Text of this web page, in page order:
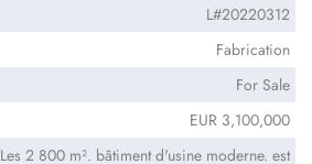
L#20220312
Fabrication
For Sale
EUR 3,100,000
Les 2 800 m². bâtiment d'usine moderne. est